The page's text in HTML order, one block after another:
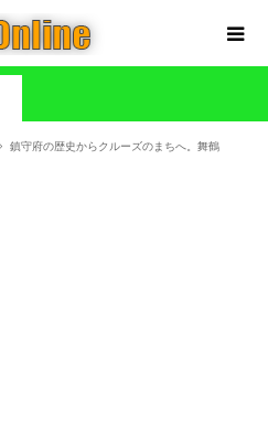
鎮守府の歴史からクルーズのまちへ。舞鶴